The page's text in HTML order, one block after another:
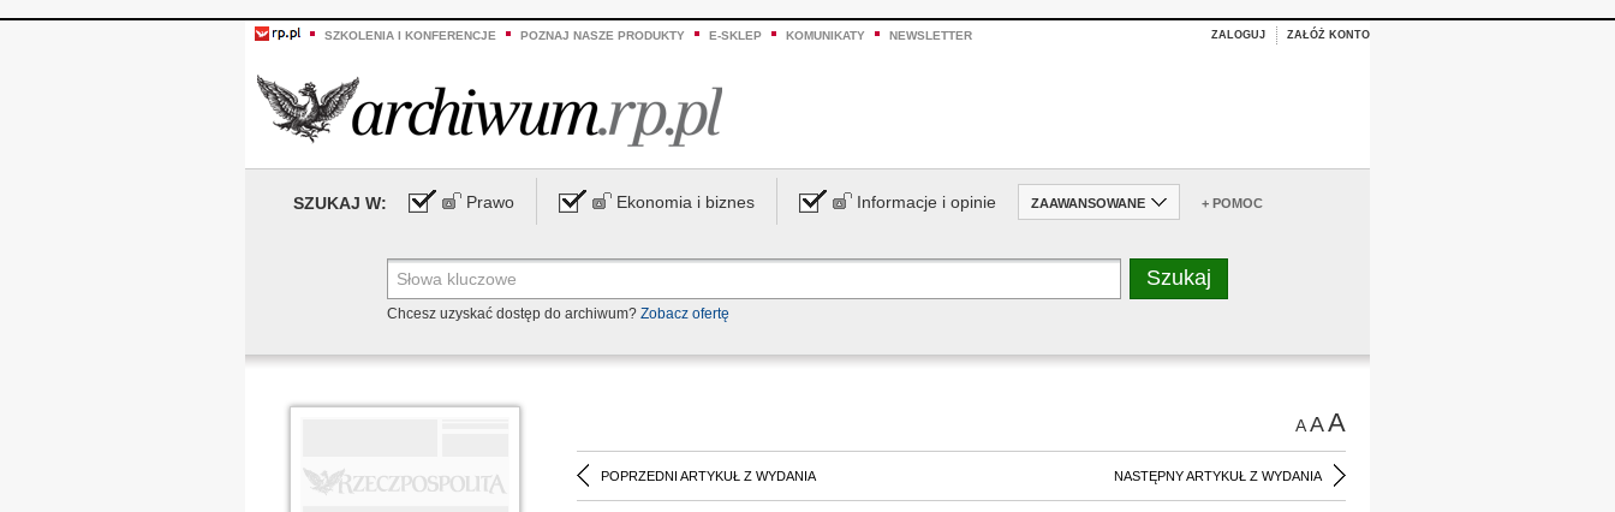
SZKOLENIA I KONFERENCJE POZNAJ NASZE PRODUKTY E-SKLEP KOMUNIKATY NEWSLETTER ZALOGUJ ZAŁÓŻ KONTO
SZUKAJ W: Prawo Ekonomia i biznes Informacje i opinie ZAAWANSOWANE + POMOC
Chcesz uzyskać dostęp do archiwum? Zobacz ofertę
AAA
POPRZEDNI ARTYKUŁ Z WYDANIA NASTĘPNY ARTYKUŁ Z WYDANIA